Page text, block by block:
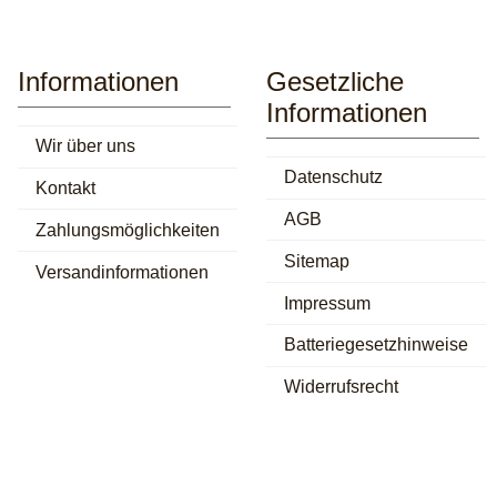
Informationen
Wir über uns
Kontakt
Zahlungsmöglichkeiten
Versandinformationen
Gesetzliche
Informationen
Datenschutz
AGB
Sitemap
Impressum
Batteriegesetzhinweise
Widerrufsrecht